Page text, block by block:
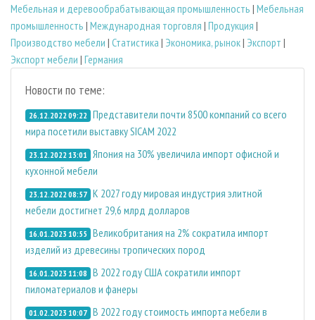
Мебельная и деревообрабатывающая промышленность | Мебельная
промышленность | Международная торговля | Продукция |
Производство мебели | Статистика | Экономика, рынок| Экспорт |
Экспорт мебели | Германия
Новости по теме:
26.12.2022 09:22 Представители почти 8500 компаний со всего
мира посетили выставку SICAM 2022
23.12.2022 13:01 Япония на 30% увеличила импорт офисной и
кухонной мебели
23.12.2022 08:57 К 2027 году мировая индустрия элитной
мебели достигнет 29,6 млрд долларов
16.01.2023 10:55 Великобритания на 2% сократила импорт
изделий из древесины тропических пород
16.01.2023 11:08 В 2022 году США сократили импорт
пиломатериалов и фанеры
01.02.2023 10:07 В 2022 году стоимость импорта мебели в